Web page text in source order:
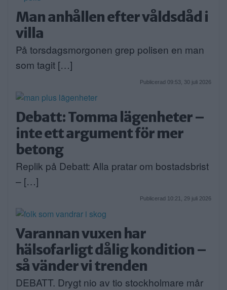
Man anhållen efter våldsdåd i
villa
På torsdagsmorgonen grep polisen en man
som tagit […]
Publicerad 09:53, 30 juli 2026
Debatt: Tomma lägenheter –
inte ett argument för mer
betong
Replik på Debatt: Alla pratar om bostadsbrist
– […]
Publicerad 10:21, 29 juli 2026
Varannan vuxen har
hälsofarligt dålig kondition –
så vänder vi trenden
DEBATT. Drygt nio av tio stockholmare mår